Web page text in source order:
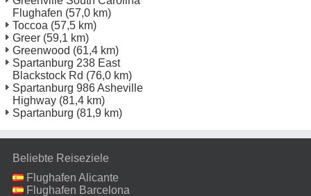
Flughafen (57,0 km)
Toccoa (57,5 km)
Greer (59,1 km)
Greenwood (61,4 km)
Spartanburg 238 East
Blackstock Rd (76,0 km)
Spartanburg 986 Asheville
Highway (81,4 km)
Spartanburg (81,9 km)
Beliebte Reiseziele
Flughafen Alicante
Flughafen Barcelona